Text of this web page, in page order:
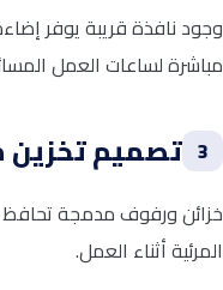
وجود نافذة قريبة يوفر
مباشرة لساعات العمل
3 تصميم تخزين
خزائن ورفوف مدمجة
المرئية أثناء العمل.